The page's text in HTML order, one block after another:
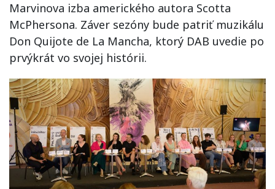
Marvinova izba amerického autora Scotta
McPhersona. Záver sezóny bude patriť muzikálu
Don Quijote de La Mancha, ktorý DAB uvedie po
prvýkrát vo svojej histórii.